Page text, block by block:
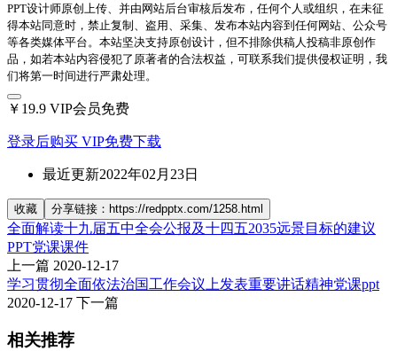
PPT设计师原创上传、并由网站后台审核后发布，任何个人或组织，在未征
得本站同意时，禁止复制、盗用、采集、发布本站内容到任何网站、公众号
等各类媒体平台。本站坚决支持原创设计，但不排除供稿人投稿非原创作
品，如若本站内容侵犯了原著者的合法权益，可联系我们提供侵权证明，我
们将第一时间进行严肃处理。
￥19.9 VIP会员免费
登录后购买 VIP免费下载
最近更新2022年02月23日
收藏 分享链接：https://redpptx.com/1258.html
全面解读十九届五中全会公报及十四五2035远景目标的建议
PPT党课课件
上一篇 2020-12-17
学习贯彻全面依法治国工作会议上发表重要讲话精神党课ppt
2020-12-17 下一篇
相关推荐